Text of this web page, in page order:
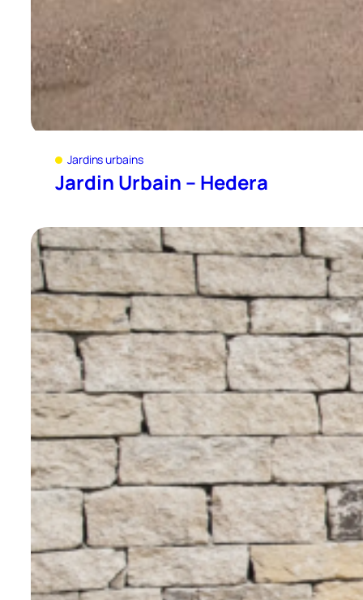
Jardins urbains
Jardin Urbain – Hedera